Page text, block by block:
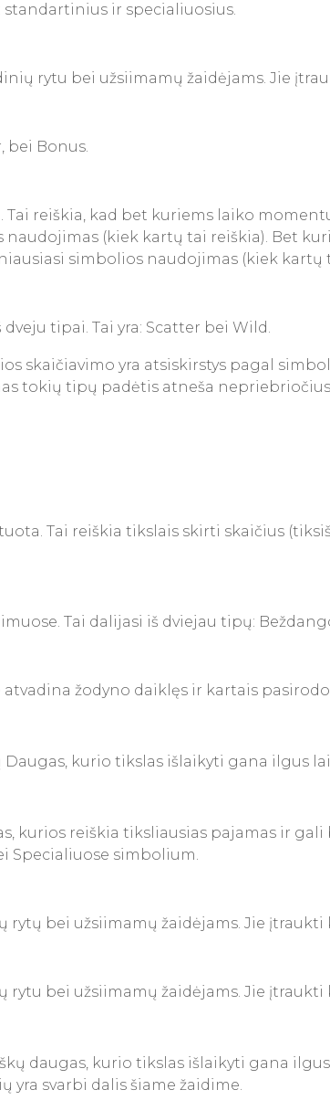
ir specialiuosius.
rytu bei užsiimamų žaidėjams. Jie
bei Bonus.
reiškia, kad bet kuriems laiko
(kiek kartų tai reiškia). Bet
simbolios naudojimas (kiek kartų
tipai. Tai yra: Scatter bei Wild.
skaičiavimo yra atsiskirstys pagal
tokių tipų padėtis atneša
Tai reiškia tikslais skirti skaičius
Tai dalijasi iš dviejau tipų:
žodyno daiklęs ir kartais
kurio tikslas išlaikyti gana ilgus
kurios reiškia tiksliausias pajamas ir
Specialiuose simbolium.
bei užsiimamų žaidėjams. Jie įtraukti
bei užsiimamų žaidėjams. Jie įtraukti
daugas, kurio tikslas išlaikyti gana
yra svarbi dalis šiame žaidime.